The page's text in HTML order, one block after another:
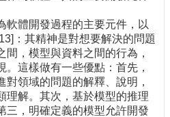
軟體開發過程的主要元件，以
：其精神是對想要解決的問題
，模型與資料之間的行為，
。這樣做有一些優點：首先，
領域的問題的解釋、說明，
理解。其次，基於模型的推理
三，明確定義的模型允許開發